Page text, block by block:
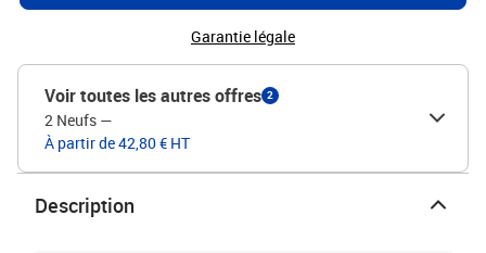
Garantie légale
Voir toutes les autres offres 2
2 Neufs —
À partir de 42,80 € HT
Description